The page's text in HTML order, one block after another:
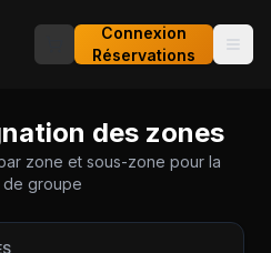
Connexion
Réservations
des zones
zone et sous-zone pour la
de groupe